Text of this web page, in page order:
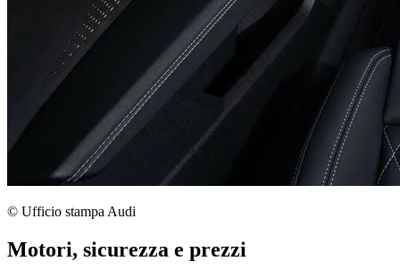
© Ufficio stampa Audi
Motori, sicurezza e prezzi